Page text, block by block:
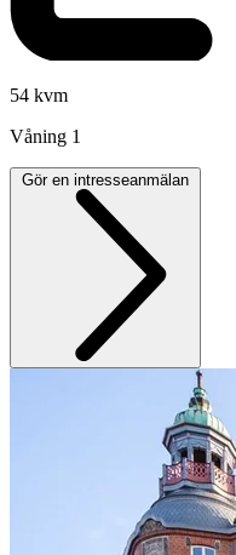
54 kvm
Våning 1
Gör en intresseanmälan